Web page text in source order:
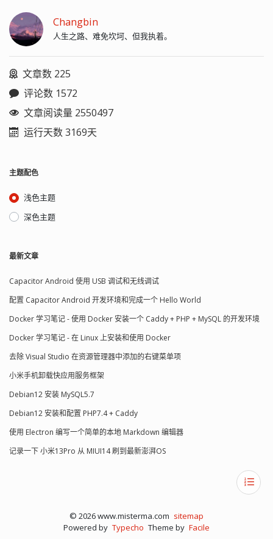
Changbin
人生之路、难免坎坷、但我执着。
文章数 225
评论数 1572
文章阅读量 2550497
运行天数 3169天
主题配色
浅色主题
深色主题
最新文章
Capacitor Android 使用 USB 调试和无线调试
配置 Capacitor Android 开发环境和完成一个 Hello World
Docker 学习笔记 - 使用 Docker 安装一个 Caddy + PHP + MySQL 的开发环境
Docker 学习笔记 - 在 Linux 上安装和使用 Docker
去除 Visual Studio 在资源管理器中添加的右键菜单项
小米手机卸载快应用服务框架
Debian12 安装 MySQL5.7
Debian12 安装和配置 PHP7.4 + Caddy
使用 Electron 编写一个简单的本地 Markdown 编辑器
记录一下 小米13Pro 从 MIUI14 刷到最新澎湃OS
© 2026 www.misterma.com sitemap
Powered by Typecho Theme by Facile